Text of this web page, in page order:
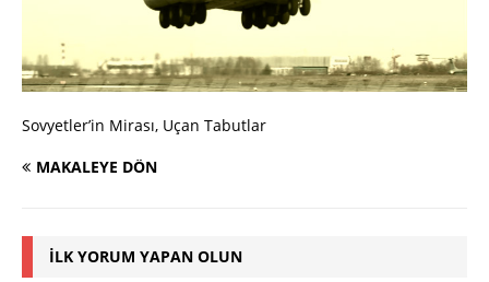
Sovyetler’in Mirası, Uçan Tabutlar
MAKALEYE DÖN
İLK YORUM YAPAN OLUN